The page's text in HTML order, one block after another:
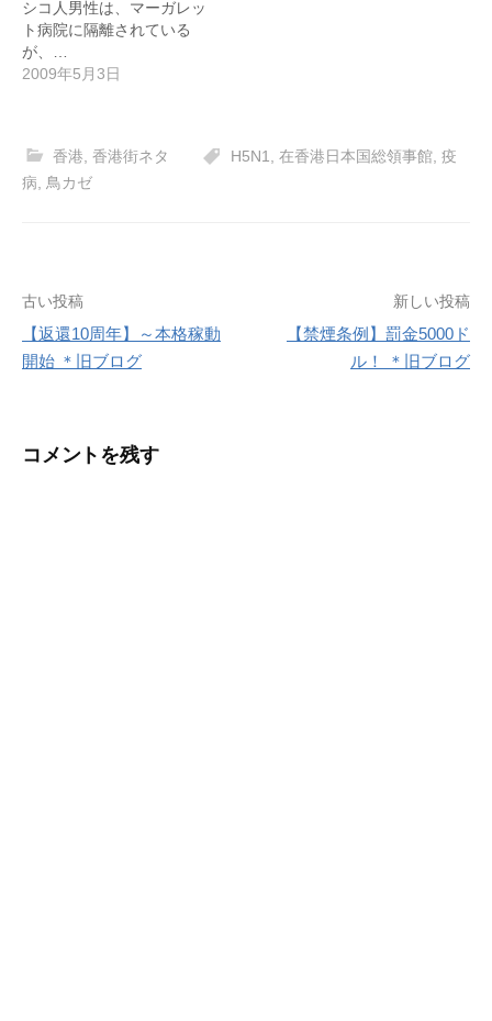
シコ人男性は、マーガレッ
ト病院に隔離されている
が、…
2009年5月3日
香港 香港街ネタ H5N1 在香港日本国総領事館 疫
病, 鳥カゼ
投
稿
古い投稿
【返還10周年】～本格稼動
開始 ＊旧ブログ
新しい投稿
【禁煙条例】罰金5000ド
ル！ ＊旧ブログ
コメントを残す